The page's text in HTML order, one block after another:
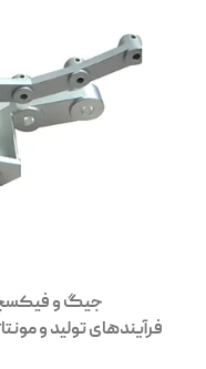
جیگ و
فرآیندهای تولید و